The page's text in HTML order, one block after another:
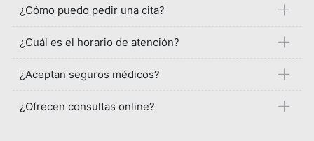
¿Cómo puedo pedir una cita?
¿Cuál es el horario de atención?
¿Aceptan seguros médicos?
¿Ofrecen consultas online?